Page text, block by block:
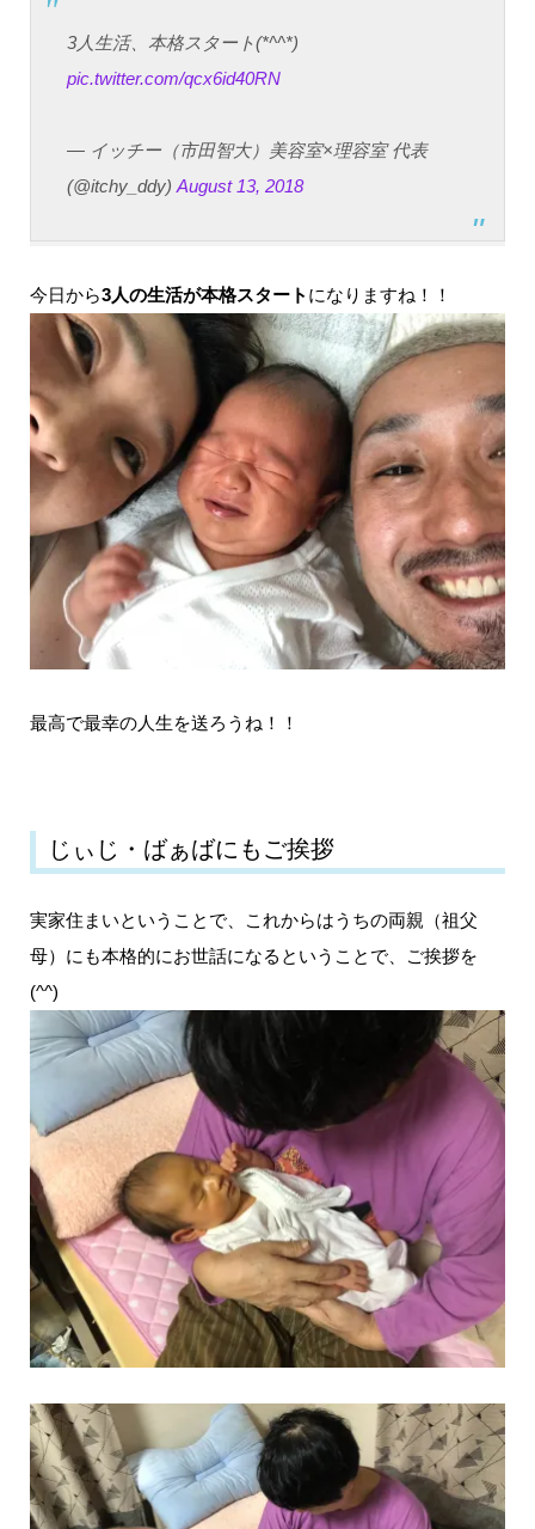
3人生活、本格スタート(*^^*)
pic.twitter.com/qcx6id40RN
— イッチー（市田智大）美容室×理容室 代表
(@itchy_ddy) August 13, 2018
今日から3人の生活が本格スタート になりますね！！
最高で最幸の人生を送ろうね！！
じぃじ・ばぁばにもご挨拶
実家住まいということで、これからはうちの両親（祖父
母）にも本格的にお世話になるということで、ご挨拶を
(^^)